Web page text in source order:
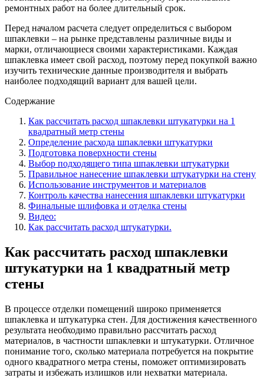
ремонтных работ на более длительный срок.
Перед началом расчета следует определиться с выбором
шпаклевки – на рынке представлены различные виды и
марки, отличающиеся своими характеристиками. Каждая
шпаклевка имеет свой расход, поэтому перед покупкой важно
изучить технические данные производителя и выбрать
наиболее подходящий вариант для вашей цели.
Содержание
Как рассчитать расход шпаклевки штукатурки на 1
квадратный метр стены
Определение расхода шпаклевки штукатурки
Подготовка поверхности стены
Выбор подходящего типа шпаклевки штукатурки
Правильное нанесение шпаклевки штукатурки на стену
Использование инструментов и материалов
Контроль качества нанесения шпаклевки штукатурки
Финальные шлифовка и отделка стены
Видео:
Как рассчитать расход штукатурки.
Как рассчитать расход шпаклевки
штукатурки на 1 квадратный метр
стены
В процессе отделки помещений широко применяется
шпаклевка и штукатурка стен. Для достижения качественного
результата необходимо правильно рассчитать расход
материалов, в частности шпаклевки и штукатурки. Отличное
понимание того, сколько материала потребуется на покрытие
одного квадратного метра стены, поможет оптимизировать
затраты и избежать излишков или нехватки материала.